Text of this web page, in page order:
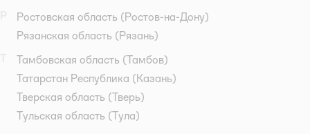
Ростовская область (Ростов-на-Дону)
Рязанская область (Рязань)
Тамбовская область (Тамбов)
Татарстан Республика (Казань)
Тверская область (Тверь)
Тульская область (Тула)